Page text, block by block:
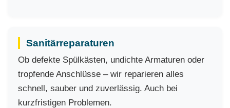
Sanitärreparaturen
Ob defekte Spülkästen, undichte Armaturen oder
tropfende Anschlüsse – wir reparieren alles
schnell, sauber und zuverlässig. Auch bei
kurzfristigen Problemen.